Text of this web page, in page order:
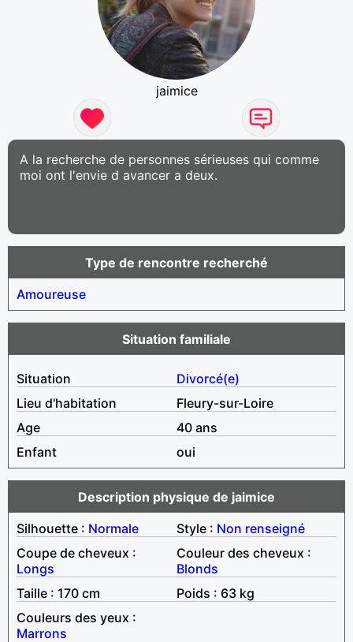
jaimice
A la recherche de personnes sérieuses qui comme
moi ont l'envie d avancer a deux.
Type de rencontre recherché
Amoureuse
Situation familiale
Situation
Divorcé(e)
Lieu d'habitation
Fleury-sur-Loire
Age
40 ans
Enfant
oui
Description physique de jaimice
Silhouette : Normale Style : Non renseigné
Coupe de cheveux :
Longs
Couleur des cheveux :
Blonds
Taille : 170 cm
Poids : 63 kg
Couleurs des yeux :
Marrons